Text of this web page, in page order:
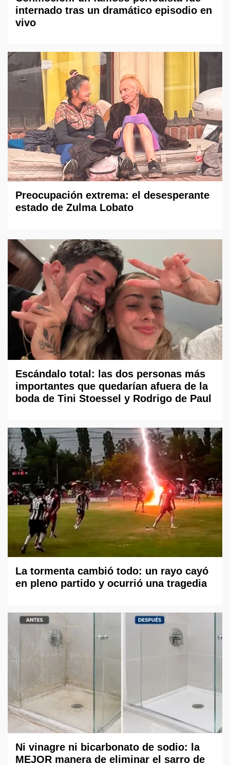
internado tras un dramático episodio en
vivo
Preocupación extrema: el desesperante
estado de Zulma Lobato
Escándalo total: las dos personas más
importantes que quedarían afuera de la
boda de Tini Stoessel y Rodrigo de Paul
La tormenta cambió todo: un rayo cayó
en pleno partido y ocurrió una tragedia
Ni vinagre ni bicarbonato de sodio: la
MEJOR manera de eliminar el sarro de